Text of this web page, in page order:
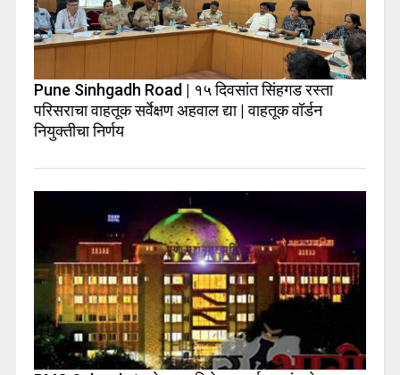
Pune Sinhgadh Road | १५ दिवसांत सिंहगड रस्ता
परिसराचा वाहतूक सर्वेक्षण अहवाल द्या | वाहतूक वॉर्डन
नियुक्तीचा निर्णय